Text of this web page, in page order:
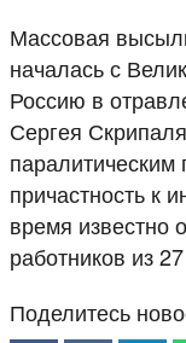
Массовая
началась с
Россию в
Сергея
паралитическим
причастность к
время известно
работников из
Поделитесь